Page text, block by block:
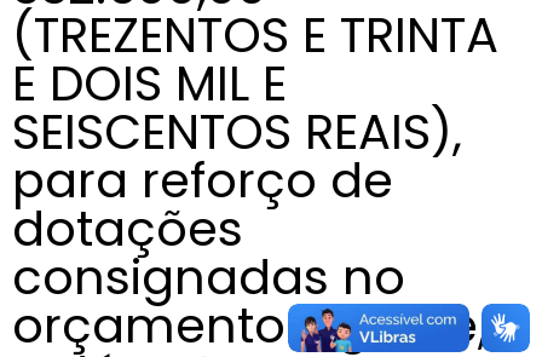
(TREZENTOS E TRINTA
E DOIS MIL E
SEISCENTOS REAIS),
para reforço de
dotações
consignadas no
orçamento vigente,